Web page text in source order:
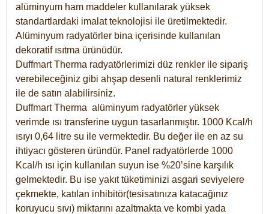
alüminyum ham maddeler kullanılarak yüksek
standartlardaki imalat teknolojisi ile üretilmektedir.
Alüminyum radyatörler bina içerisinde kullanılan
dekoratif ısıtma ürünüdür.
Duffmart Therma radyatörlerimizi düz renkler ile sipariş
verebileceğiniz gibi ahşap desenli natural renklerimiz
ile de satın alabilirsiniz.
Duffmart Therma alüminyum radyatörler yüksek
verimde ısı transferine uygun tasarlanmıştır. 1000 Kcal/h
ısıyı 0,64 litre su ile vermektedir. Bu değer ile en az su
ihtiyacı gösteren üründür. Panel radyatörlerde 1000
Kcal/h ısı için kullanılan suyun ise %20’sine karşılık
gelmektedir. Bu ise yakıt tüketiminizi asgari seviyelere
çekmekte, katılan inhibitör(tesisatınıza katacağınız
koruyucu sıvı) miktarını azaltmakta ve kombi yada